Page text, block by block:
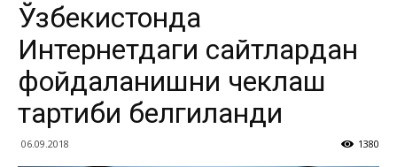
ВИЛОЯТ
Ўзбекистонда
Интернетдаги сайтлардан
фойдаланишни чеклаш
тартиби белгиланди
06.09.2018 1380